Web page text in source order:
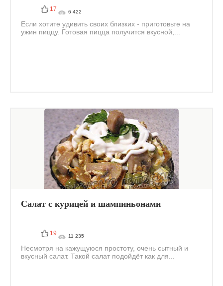
17 6 422
Если хотите удивить своих близких - приготовьте на
ужин пиццу. Готовая пицца получится вкусной,...
Салат с курицей и шампиньонами
19 11 235
Несмотря на кажущуюся простоту, очень сытный и
вкусный салат. Такой салат подойдёт как для...